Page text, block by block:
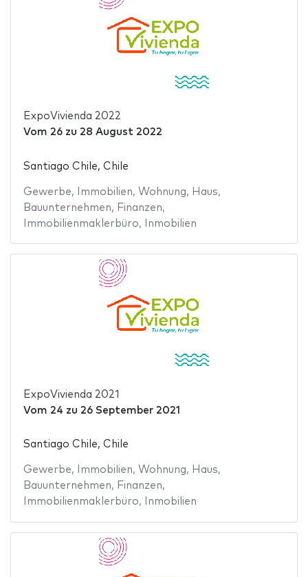
ExpoVivienda 2022
Vom 26zu 28 August 2022
Santiago Chile, Chile
Gewerbe, Immobilien, Wohnung, Haus,
Bauunternehmen, Finanzen,
Immobilienmaklerbüro, Inmobilien
ExpoVivienda 2021
Vom 24 zu 26 September 2021
Santiago Chile, Chile
Gewerbe, Immobilien, Wohnung, Haus,
Bauunternehmen, Finanzen,
Immobilienmaklerbüro, Inmobilien